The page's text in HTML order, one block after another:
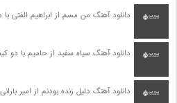
دانلود آهنگ من مسم از ابراهیم الفتی
دانلود آهنگ سیاه سفید از حامیم با دو
دانلود آهنگ دلیل زنده بودنم از امیر